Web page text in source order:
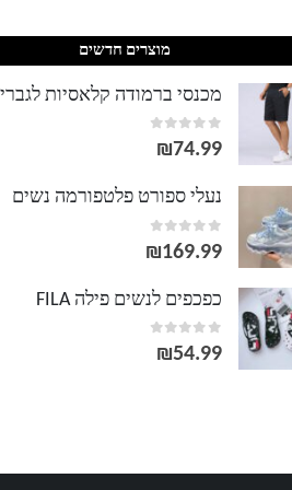
מוצרים חדשים
0
out of 5
₪74.99
נעלי ספורט פלטפורמה נשים
0
out of 5
₪169.99
כפכפים לנשים פילה FILA
0
out of 5
₪54.99